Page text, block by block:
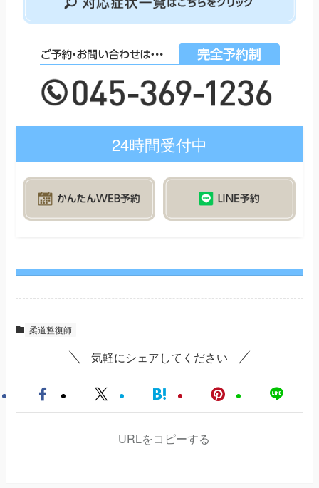
24時間受付中
柔道整復師
気軽にシェアしてください
URLをコピーする